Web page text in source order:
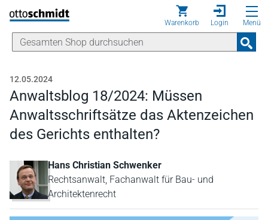
Direkt zum Inhalt
Warenkorb Login Menü
12.05.2024
Anwaltsblog 18/2024: Müssen
Anwaltsschriftsätze das Aktenzeichen
des Gerichts enthalten?
Hans Christian Schwenker
Rechtsanwalt, Fachanwalt für Bau- und
Architektenrecht